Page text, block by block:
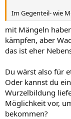
Im Gegenteil- wie
mit Mängeln
kämpfen, aber
das ist eher
Du wärst also für
Oder kannst du
Wurzelbildung
Möglichkeit vor,
bekommen?